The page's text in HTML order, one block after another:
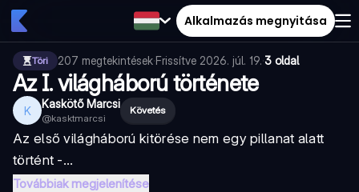
Alkalmazás megnyitása
Töri 207 megtekintések·Frissítve 2026. júl. 19.·3 oldal
Az I. világháború története
K Kaskötő Marcsi
@kasktmarcsi
Követés
Az első világháború kitörése nem egy pillanat alatt
történt -...
Továbbiak megjelenítése